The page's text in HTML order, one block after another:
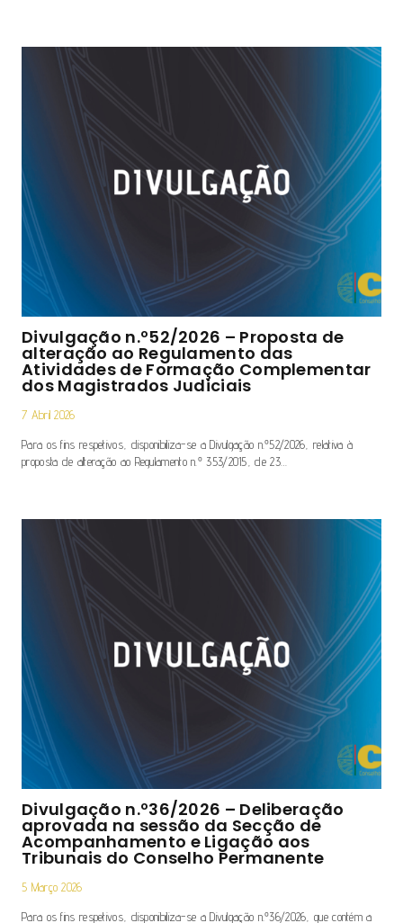
Divulgação n.º52/2026 – Proposta de
alteração ao Regulamento das
Atividades de Formação Complementar
dos Magistrados Judiciais
7 Abril 2026
Para os fins respetivos, disponibiliza-se a Divulgação n.º52/2026, relativa à
proposta de alteração ao Regulamento n.º 353/2015, de 23…
Divulgação n.º36/2026 – Deliberação
aprovada na sessão da Secção de
Acompanhamento e Ligação aos
Tribunais do Conselho Permanente
5 Março 2026
Para os fins respetivos, disponibiliza-se a Divulgação n.º36/2026, que contém a